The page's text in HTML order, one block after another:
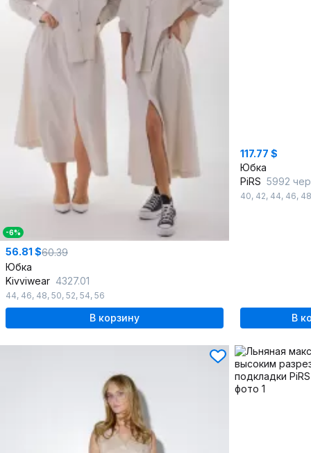
-6%
56.81 $60.39
Юбка
Kivviwear 4327.01
44, 46, 48, 50, 52, 54, 56
В корзину
117.77 $
Юбка
PiRS 5992
40, 42, 44, 46, 48
В